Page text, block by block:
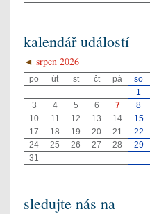
kalendář událostí
◄ srpen 2026
po út st čt pá so
1
3
4 5 6 7 8
10
11 12 13 14 15
17
18 19 20 21 22
24
25 26 27 28 29
31
sledujte nás na